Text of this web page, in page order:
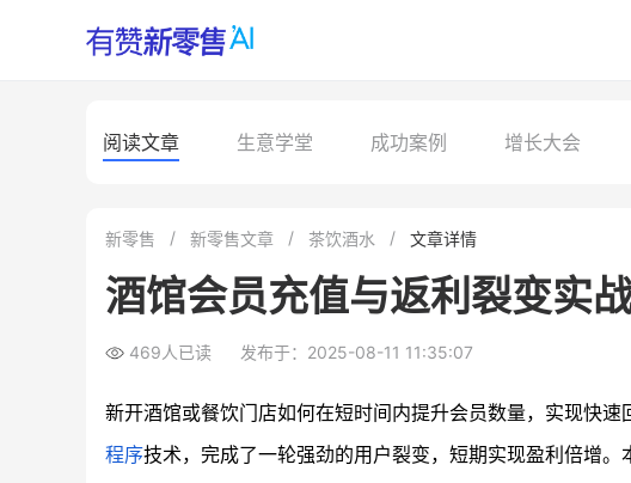
阅读文章 生意学堂 成功案例 增长大会
新零售 新零售文章 茶饮酒水 文章详情
酒馆会员充值与返利裂变实
469人已读 发布于：2025-08-11 11:35:07
新开酒馆或餐饮门店如何在短时间内提升会员数量，实现快速
程序技术，完成了一轮强劲的用户裂变，短期实现盈利倍增